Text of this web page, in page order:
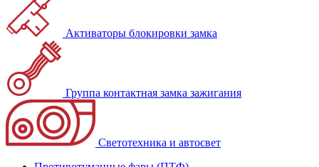
Активаторы блокировки замка
Группа контактная замка зажигания
Светотехника и автосвет